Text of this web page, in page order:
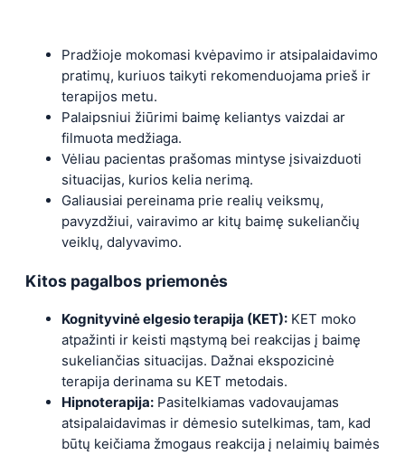
Pradžioje mokomasi kvėpavimo ir atsipalaidavimo
pratimų, kuriuos taikyti rekomenduojama prieš ir
terapijos metu.
Palaipsniui žiūrimi baimę keliantys vaizdai ar
filmuota medžiaga.
Vėliau pacientas prašomas mintyse įsivaizduoti
situacijas, kurios kelia nerimą.
Galiausiai pereinama prie realių veiksmų,
pavyzdžiui, vairavimo ar kitų baimę sukeliančių
veiklų, dalyvavimo.
Kitos pagalbos priemonės
Kognityvinė elgesio terapija (KET): KET moko
atpažinti ir keisti mąstymą bei reakcijas į baimę
sukeliančias situacijas. Dažnai ekspozicinė
terapija derinama su KET metodais.
Hipnoterapija: Pasitelkiamas vadovaujamas
atsipalaidavimas ir dėmesio sutelkimas, tam, kad
būtų keičiama žmogaus reakcija į nelaimių baimės